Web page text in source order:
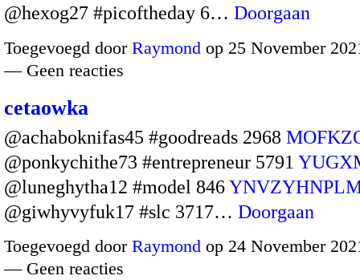
@hexog27 #picoftheday 6… Doorgaan
Toegevoegd door Raymond op 25 November
— Geen reacties
cetaowka
@achaboknifas45 #goodreads 2968
@ponkychithe73 #entrepreneur 5791
@luneghytha12 #model 846
@giwhyvyfuk17 #slc 3717… Doorgaan
Toegevoegd door Raymond op 24 November
— Geen reacties